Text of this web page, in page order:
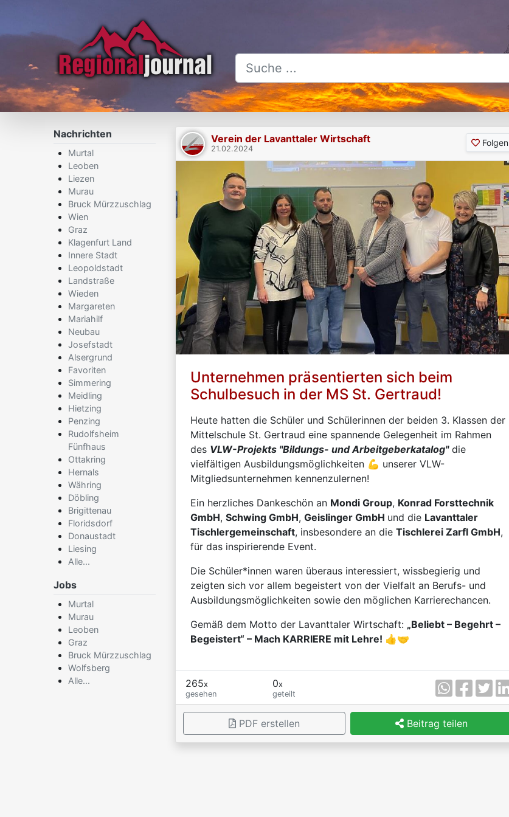
Nachrichten
Murtal
Leoben
Liezen
Murau
Bruck Mürzzuschlag
Wien
Graz
Klagenfurt Land
Innere Stadt
Leopoldstadt
Landstraße
Wieden
Margareten
Mariahilf
Neubau
Josefstadt
Alsergrund
Favoriten
Simmering
Meidling
Hietzing
Penzing
Rudolfsheim
Fünfhaus
Ottakring
Hernals
Währing
Döbling
Brigittenau
Floridsdorf
Donaustadt
Liesing
Alle...
Jobs
Murtal
Murau
Leoben
Graz
Bruck Mürzzuschlag
Wolfsberg
Alle...
Verein der Lavanttaler Wirtschaft
21.02.2024
Folgen
Unternehmen präsentierten sich beim
Schulbesuch in der MS St. Gertraud!
Heute hatten die Schüler und Schülerinnen der beiden 3. Klassen der
Mittelschule St. Gertraud eine spannende Gelegenheit im Rahmen
des VLW-Projekts "Bildungs- und Arbeitgeberkatalog"die
vielfältigen Ausbildungsmöglichkeiten 💪 unserer VLW-
Mitgliedsunternehmen kennenzulernen!
Ein herzliches Dankeschön an Mondi Group, Konrad Forsttechnik
GmbH, Schwing GmbH, Geislinger GmbH und die Lavanttaler
Tischlergemeinschaft, insbesondere an die Tischlerei Zarfl GmbH,
für das inspirierende Event.
Die Schüler*innen waren überaus interessiert, wissbegierig und
zeigten sich vor allem begeistert von der Vielfalt an Berufs- und
Ausbildungsmöglichkeiten sowie den möglichen Karrierechancen.
Gemäß dem Motto der Lavanttaler Wirtschaft: „Beliebt – Begehrt –
Begeistert“ – Mach KARRIERE mit Lehre! 👍🤝
265x
gesehen
0x
geteilt
PDF erstellen Beitrag teilen